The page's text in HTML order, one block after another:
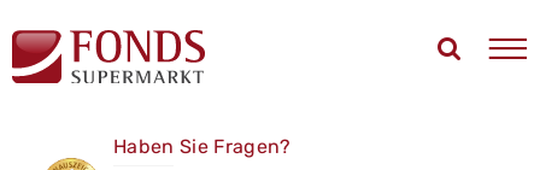
Haben Sie Fragen?